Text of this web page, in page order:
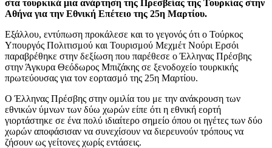
στα τουρκικά μια ανάρτηση της Πρεσβείας της Τουρκίας στην
Αθήνα για την Εθνική Επέτειο της 25η Μαρτίου.
Εξάλλου, εντύπωση προκάλεσε και το γεγονός ότι ο Τούρκος
Υπουργός Πολιτισμού και Τουρισμού Μεχμέτ Νούρι Ερσόι
παραβρέθηκε στην δεξίωση που παρέθεσε ο Έλληνας Πρέσβης
στην Άγκυρα Θεόδωρος Μπιζάκης σε ξενοδοχείο τουρκικής
πρωτεύουσας για τον εορτασμό της 25η Μαρτίου.
Ο Έλληνας Πρέσβης στην ομιλία του με την ανάκρουση των
εθνικών ύμνων των δύω χωρών είπε ότι η εθνική εορτή
γιορτάστηκε σε ένα πολύ ιδιαίτερο σημείο όπου οι ηγέτες των δύο
χωρών αποφάσισαν να συνεχίσουν να διερευνούν τρόπους να
ζήσουν ως γείτονες χωρίς εντάσεις.